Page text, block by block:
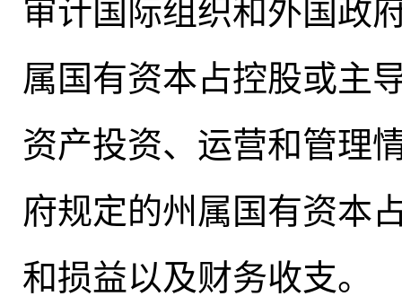
审计国际组织和外国政
属国有资本占控股或主
资产投资、运营和管理
府规定的州属国有资本
和损益以及财务收支。